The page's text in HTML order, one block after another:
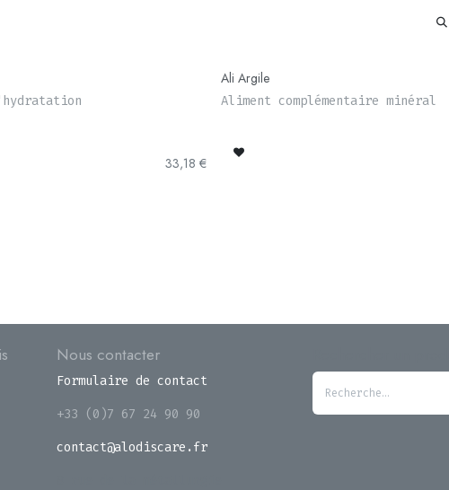
33,18 €
Ali Argile
Aliment complémentaire minéral
Nous contacter
Formulaire de contact
+33 (0)7 67 24 90 90
contact@alodiscare.fr